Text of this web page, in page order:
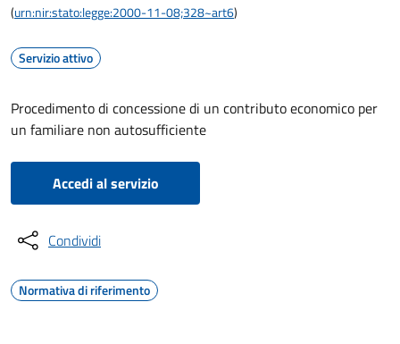
(urn:nir:stato:legge:2000-11-08;328~art6)
Servizio attivo
Procedimento di concessione di un contributo economico per
un familiare non autosufficiente
Accedi al servizio
Condividi
Normativa di riferimento